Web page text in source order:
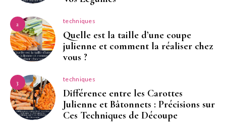
2 techniques
Quelle est la taille d’une coupe
julienne et comment la réaliser chez
vous ?
3 techniques
Différence entre les Carottes
Julienne et Bâtonnets : Précisions sur
Ces Techniques de Découpe